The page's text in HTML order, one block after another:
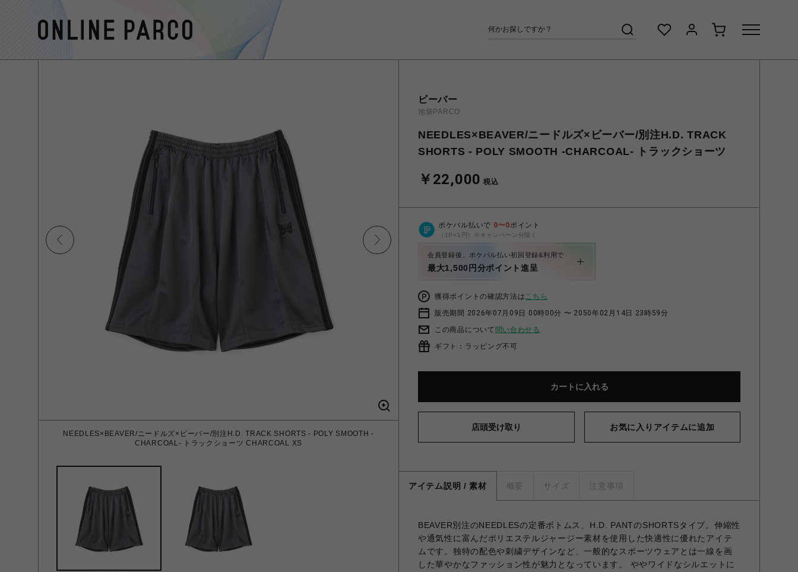
NEEDLES×BEAVER/ニードルズ×ビーバー/別注H.D. TRACK SHORTS - POLY SMOOTH -
CHARCOAL- トラックショーツ CHARCOAL XS
ビーバー
池袋PARCO
NEEDLES×BEAVER/ニードルズ×ビーバー/別注H.D. TRACK
SHORTS - POLY SMOOTH -CHARCOAL- トラックショーツ
￥22,000 税込
ポケパル払いで 0〜0ポイント
（1P=1円）※キャンペーン分除く
会員登録後、ポケパル払い初回登録&利用で
最大1,500円分ポイント進呈
獲得ポイントの確認方法はこちら
販売期間 2026年07月09日 00時00分 〜 2050年02月14日 23時59分
この商品について 問い合わせる
ギフト：ラッピング不可
カートに入れる
店頭受け取り お気に入りアイテムに追加
アイテム説明 / 素材 概要 サイズ 注意事項
BEAVER別注のNEEDLESの定番ボトムス、H.D. PANTのSHORTSタイプ。伸縮性
や通気性に富んだポリエステルジャージー素材を使用した快適性に優れたアイテ
ムです。独特の配色や刺繍デザインなど、一般的なスポーツウェアとは一線を画
した華やかなファッション性が魅力となっています。 ややワイドなシルエットに